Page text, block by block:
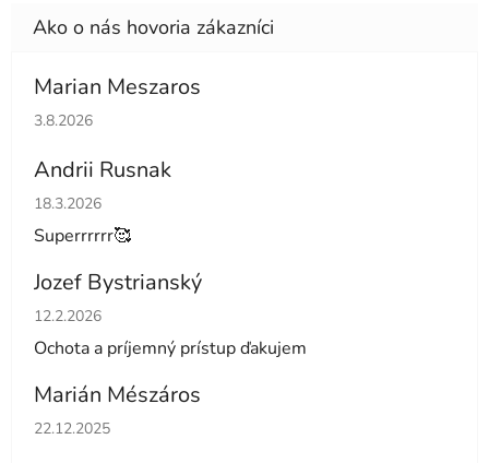
Marian Meszaros
Hodnotenie obchodu je 5 z 5 hviezdičiek.
3.8.2026
Andrii Rusnak
Hodnotenie obchodu je 5 z 5 hviezdičiek.
18.3.2026
Superrrrrr🥰
Jozef Bystrianský
Hodnotenie obchodu je 5 z 5 hviezdičiek.
12.2.2026
Ochota a príjemný prístup ďakujem
Marián Mészáros
Hodnotenie obchodu je 5 z 5 hviezdičiek.
22.12.2025